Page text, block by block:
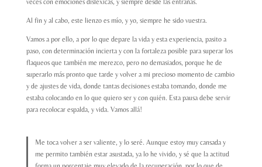
veces con emociones disléxicas, y siempre desde las entrañas.
Al fin y al cabo, este lienzo es mío, y yo, siempre he sido vuestra.
Vamos a por ello, a por lo que depare la vida y esta experiencia, pasito a
paso, con determinación incierta y con la fortaleza posible para superar los
flaqueos que también me merezco, pero no demasiados, porque he de
superarlo más pronto que tarde y volver a mi precioso momento de cambio
y de ajustes de vida, donde tantas decisiones estaba tomando, donde me
estaba colocando en lo que quiero ser y con quién. Esta pausa debe servir
para recolocar espalda, y vida. Vamos allá!
Me toca volver a ser valiente, y lo seré. Aunque estoy muy cansada y
me permito también estar asustada, ya lo he vivido, y sé que la actitud